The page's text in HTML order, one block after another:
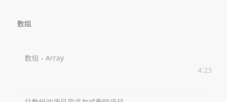
数组
数组 - Array
4:23